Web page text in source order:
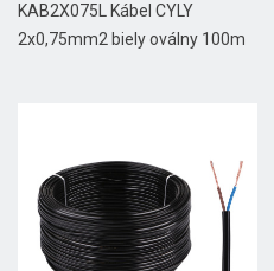
KAB2X075L Kábel CYLY
2x0,75mm2 biely oválny 100m